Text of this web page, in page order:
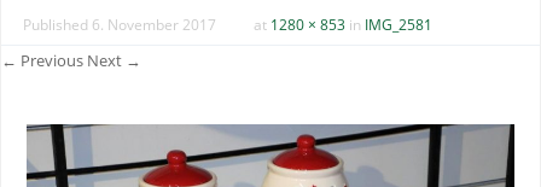
Published 6. November 2017 at 1280 × 853 in IMG_2581
← Previous Next →